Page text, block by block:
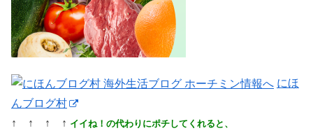
にほ
んブログ村
↑ ↑ ↑ ↑ イイね！の代わりにポチしてくれると、